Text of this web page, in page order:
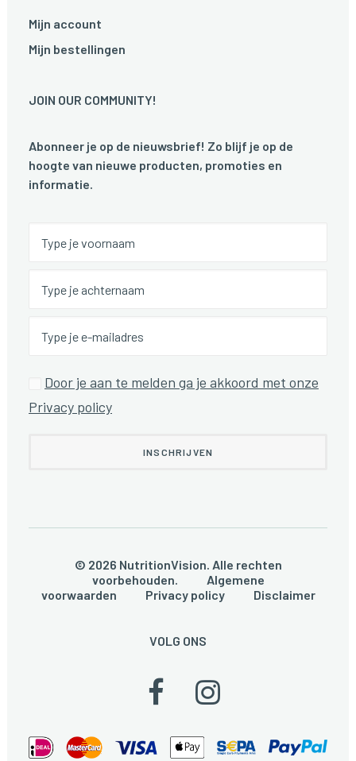
Mijn account
Mijn bestellingen
JOIN OUR COMMUNITY!
Abonneer je op de nieuwsbrief! Zo blijf je op de
hoogte van nieuwe producten, promoties en
informatie.
Door je aan te melden ga je akkoord met onze
Privacy policy
© 2026 NutritionVision. Alle rechten
voorbehouden. Algemene
voorwaarden
Privacy policy Disclaimer
VOLG ONS